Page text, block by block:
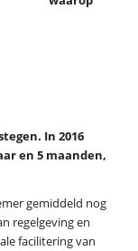
In 2016
en 5 maanden,
gemiddeld nog
regelgeving en
facilitering van